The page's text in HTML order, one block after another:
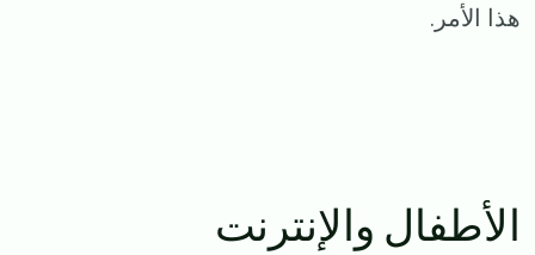
هذا الأمر.
الأطفال والإنترنت